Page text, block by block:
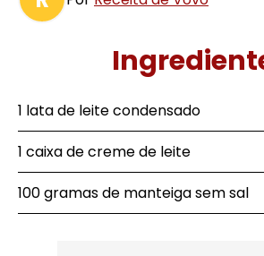
1 lata de leite condensado
1 caixa de creme de leite
100 gramas de manteiga sem sal